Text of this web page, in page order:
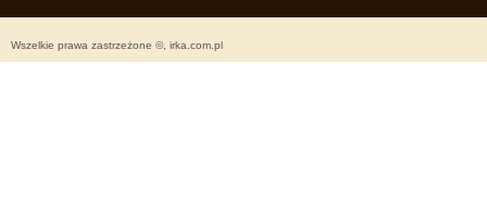
Wszelkie prawa zastrzeżone ©, irka.com.pl